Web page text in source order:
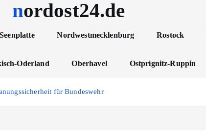
nordost24.de
Nordwestmecklenburg Rostock
Oderland Oberhavel Ostprignitz-Ruppin
für Bundeswehr